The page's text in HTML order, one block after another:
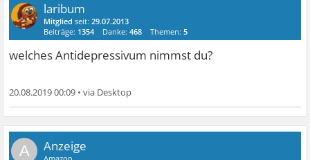
laribum
Mitglied seit:29.07.2013
Beiträge: 1354 Danke:468 Themen:5
welches Antidepressivum nimmst du?
20.08.2019 00:09 •
A